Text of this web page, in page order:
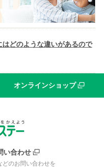
はどのような違いがあるので
オンラインショップ
い合わせ
のお問い合わせを